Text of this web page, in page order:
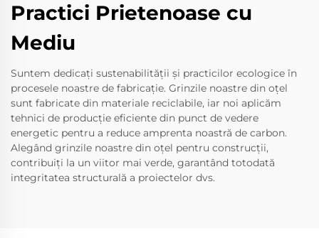
Practici Prietenoase cu
Mediu
Suntem dedicați sustenabilității și practicilor ecologice în
procesele noastre de fabricație. Grinzile noastre din oțel
sunt fabricate din materiale reciclabile, iar noi aplicăm
tehnici de producție eficiente din punct de vedere
energetic pentru a reduce amprenta noastră de carbon.
Alegând grinzile noastre din oțel pentru construcții,
contribuiți la un viitor mai verde, garantând totodată
integritatea structurală a proiectelor dvs.